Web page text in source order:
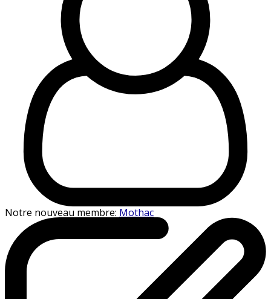
Notre nouveau membre: Mothac